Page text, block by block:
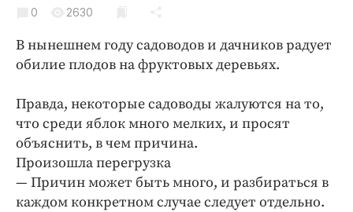
Культура
Образование
Погода
Праздники
Происшествия
Спорт
Экономика и бизнес
0 2630
В нынешнем году садоводов и дачников радует
обилие плодов на фруктовых деревьях.
Правда, некоторые садоводы жалуются на то,
что среди яблок много мелких, и просят
объяснить, в чем причина.
Произошла перегрузка
— Причин может быть много, и разбираться в
каждом конкретном случае следует отдельно.